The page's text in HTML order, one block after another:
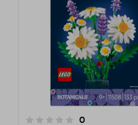
0recensioner
4.5 av 5 stjärnor